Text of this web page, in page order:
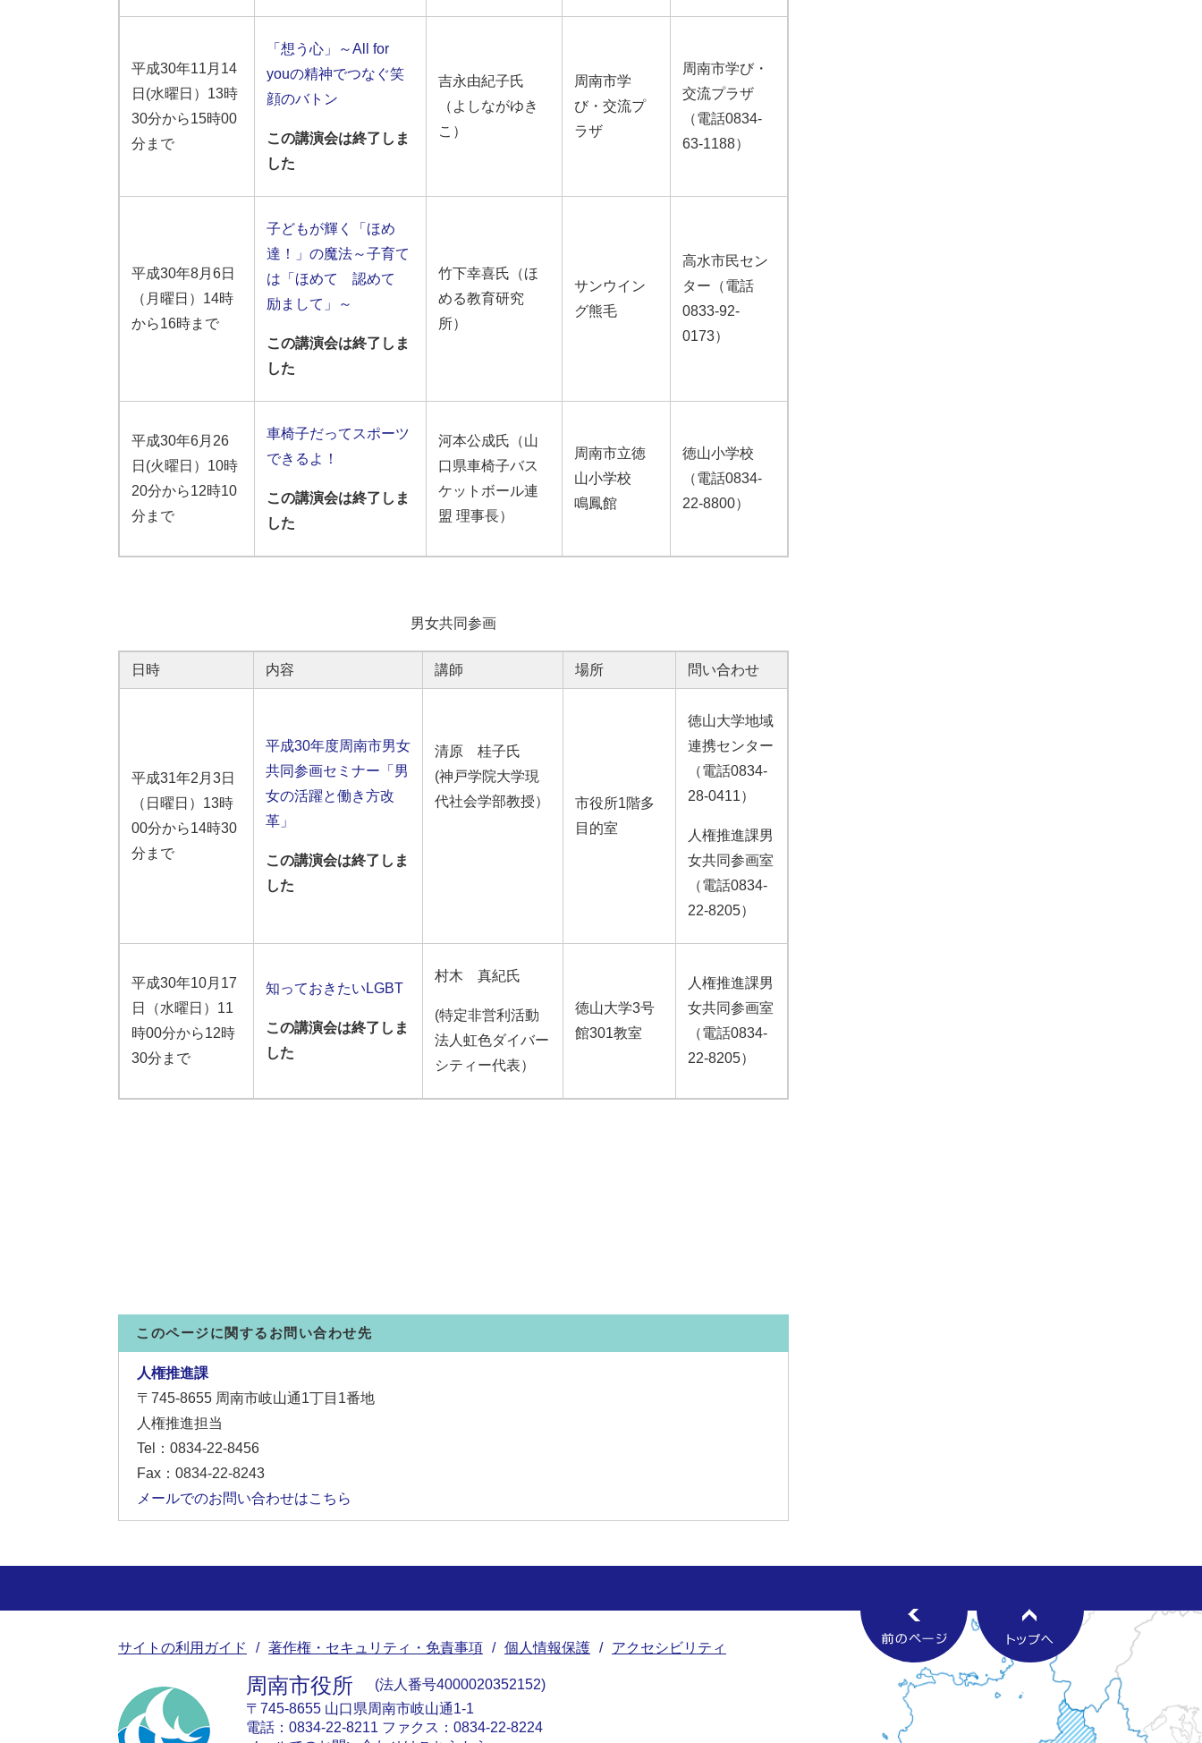
平成30年11月14
日(水曜日）13時
30分から15時00
分まで
「想う心」～All for
youの精神でつなぐ笑
顔のバトン
この講演会は終了しま
した
吉永由紀子氏
（よしながゆき
こ）
周南市学
び・交流プ
ラザ
周南市学び・
交流プラザ
（電話0834-
63-1188）
平成30年8月6日
（月曜日）14時
から16時まで
子どもが輝く「ほめ
達！」の魔法～子育て
は「ほめて 認めて
励まして」～
この講演会は終了しま
した
竹下幸喜氏（ほ
める教育研究
所）
サンウイン
グ熊毛
高水市民セン
ター（電話
0833‐92‐
0173）
平成30年6月26
日(火曜日）10時
20分から12時10
分まで
車椅子だってスポーツ
できるよ！
この講演会は終了しま
した
河本公成氏（山
口県車椅子バス
ケットボール連
盟 理事長）
周南市立徳
山小学校
鳴鳳館
徳山小学校
（電話0834-
22-8800）
男女共同参画
日時 内容 講師 場所 問い合わせ
平成31年2月3日
（日曜日）13時
00分から14時30
分まで
平成30年度周南市男女
共同参画セミナー「男
女の活躍と働き方改
革」
この講演会は終了しま
した
清原 桂子氏
(神戸学院大学現
代社会学部教授）
市役所1階多
目的室
徳山大学地域
連携センター
（電話0834-
28-0411）
人権推進課男
女共同参画室
（電話0834-
22-8205）
平成30年10月17
日（水曜日）11
時00分から12時
30分まで
知っておきたいLGBT
この講演会は終了しま
した
村木 真紀氏
(特定非営利活動
法人虹色ダイバー
シティー代表）
徳山大学3号
館301教室
人権推進課男
女共同参画室
（電話0834-
22-8205）
このページに関するお問い合わせ先
人権推進課
〒745-8655 周南市岐山通1丁目1番地
人権推進担当
Tel：0834-22-8456
Fax：0834-22-8243
メールでのお問い合わせはこちら
サイトの利用ガイド 著作権・セキュリティ・免責事項 個人情報保護 アクセシビリティ
周南市役所
法人番号4000020352152
〒745-8655 山口県周南市岐山通1-1
電話：0834-22-8211 ファクス：0834-22-8224